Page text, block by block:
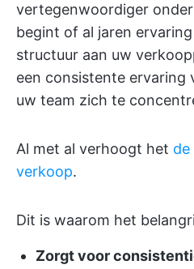
vertegenwoordiger
begint of al jaren
structuur aan uw
een consistente ervaring
uw team zich te
Al met al verhoogt het
verkoop.
Dit is waarom het
Zorgt voor